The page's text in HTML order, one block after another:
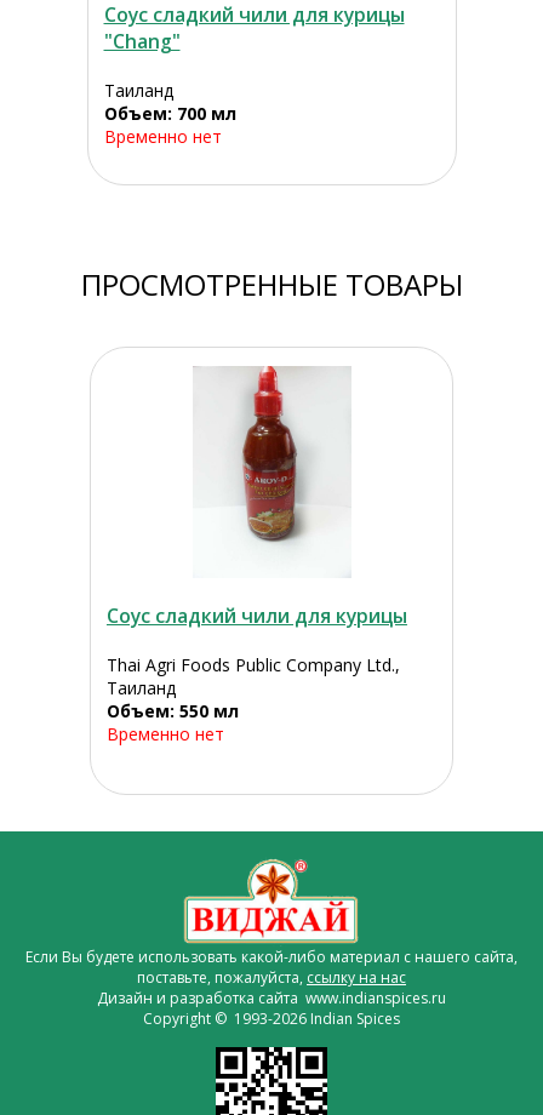
Соус сладкий чили для курицы
"Chang"
Таиланд
Объем: 700 мл
Временно нет
ПРОСМОТРЕННЫЕ ТОВАРЫ
Соус сладкий чили для курицы
Thai Agri Foods Public Company Ltd.,
Таиланд
Объем: 550 мл
Временно нет
Если Вы будете использовать какой-либо материал с нашего сайта,
поставьте, пожалуйста, ссылку на нас
Дизайн и разработка сайта www.indianspices.ru
Copyright © 1993-2026 Indian Spices